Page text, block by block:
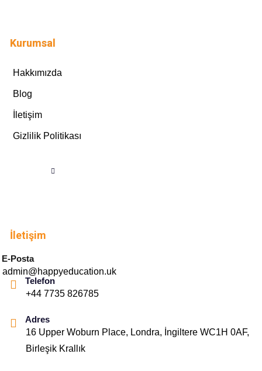
Kurumsal
Hakkımızda
Blog
İletişim
Gizlilik Politikası
İletişim
E-Posta
admin@happyeducation.uk
Telefon
+44 7735 826785
Adres
16 Upper Woburn Place, Londra, İngiltere WC1H 0AF,
Birleşik Krallık